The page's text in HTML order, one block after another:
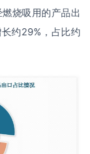
烧吸用的产品出
约29%，占比约